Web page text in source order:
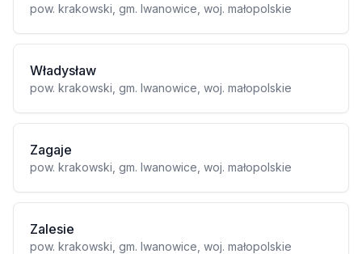
pow. krakowski, gm. Iwanowice, woj. małopolskie
Władysław
pow. krakowski, gm. Iwanowice, woj. małopolskie
Zagaje
pow. krakowski, gm. Iwanowice, woj. małopolskie
Zalesie
pow. krakowski, gm. Iwanowice, woj. małopolskie